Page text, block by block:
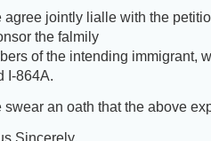
agree jointly lialle with the
the falmily
of the intending immigrant,
I-864A.
swear an oath that the above
Sincerely,